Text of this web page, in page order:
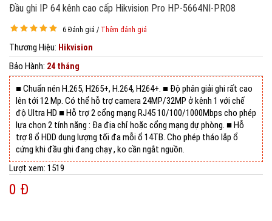
Đầu ghi IP 64 kênh cao cấp Hikvision Pro HP-5664NI-PRO8
6 Đánh giá / Thêm đánh giá
Thương Hiệu: Hikvision
Bảo Hành: 24 tháng
■ Chuẩn nén H.265, H265+, H.264, H264+. ■ Độ phân giải ghi rất cao
lên tới 12 Mp. Có thể hỗ trợ camera 24MP/32MP ở kênh 1 với chế
độ Ultra HD ■ Hỗ trợ 2 cổng mạng RJ45 10/100/1000Mbps cho phép
lựa chọn 2 tính năng : Đa địa chỉ hoặc cổng mạng dự phòng. ■ Hỗ
trợ 8 ổ HDD dung lượng tối đa mỗi ổ 14TB. Cho phép tháo lắp ổ
cứng khi đầu ghi đang chạy , ko cần ngắt nguồn.
Lượt xem: 1519
0 Đ